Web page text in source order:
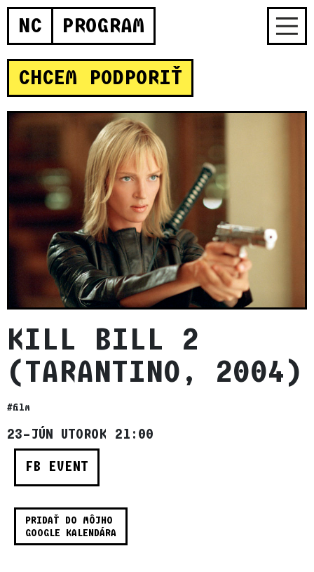
NC PROGRAM
CHCEM PODPORIŤ
KILL BILL 2
(TARANTINO, 2004)
#film
23–JÚN UTOROK 21:00
FB EVENT
PRIDAŤ DO MÔJHO
GOOGLE KALENDÁRA